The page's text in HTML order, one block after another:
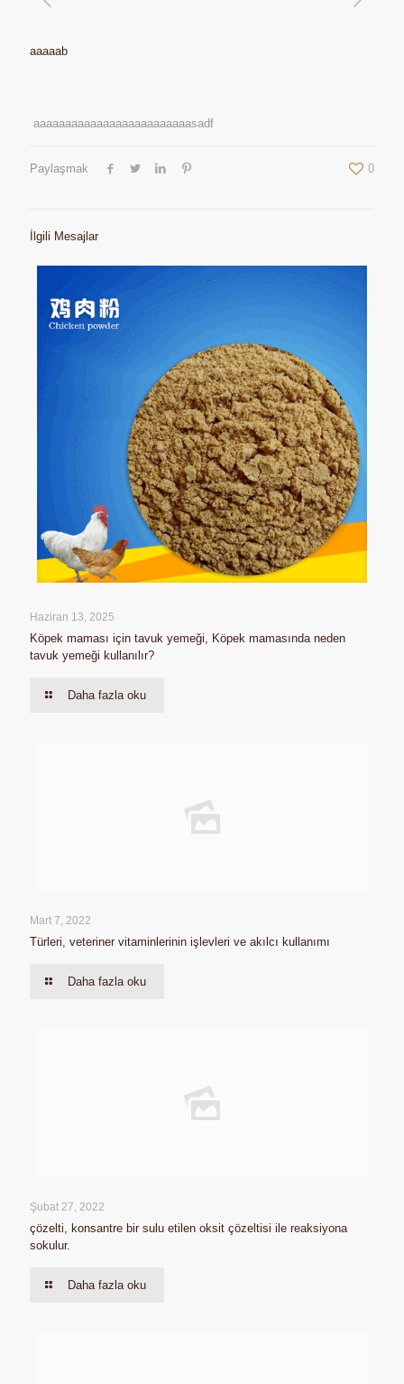
aaaaab
aaaaaaaaaaaaaaaaaaaaaaaaasadf
Paylaşmak 0
İlgili Mesajlar
Haziran 13, 2025
Köpek maması için tavuk yemeği, Köpek mamasında neden
tavuk yemeği kullanılır?
Daha fazla oku
Mart 7, 2022
Türleri, veteriner vitaminlerinin işlevleri ve akılcı kullanımı
Daha fazla oku
Şubat 27, 2022
çözelti, konsantre bir sulu etilen oksit çözeltisi ile reaksiyona
sokulur.
Daha fazla oku